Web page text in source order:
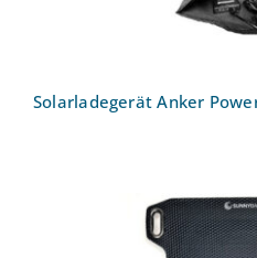
Solarladegerät Anker